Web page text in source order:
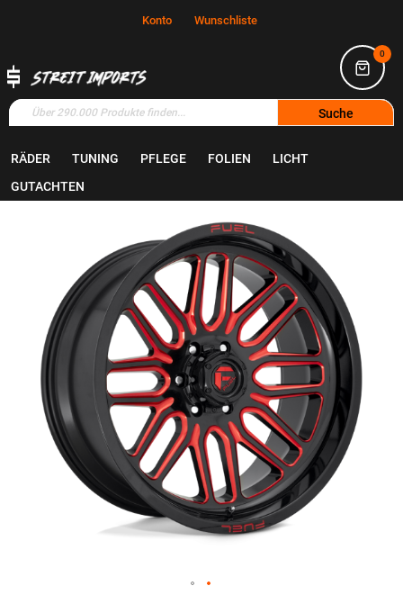
Konto Wunschliste
0
Suche
RÄDER TUNING PFLEGE FOLIEN
LICHT
GUTACHTEN
Zum
Ende